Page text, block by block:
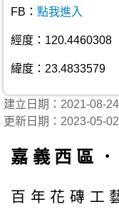
FB： 點我進入
經度：120.4460308
緯度：23.4833579
建立日期：2021-08-
更新日期：2023-05-02
嘉義西區．
百年花磚工